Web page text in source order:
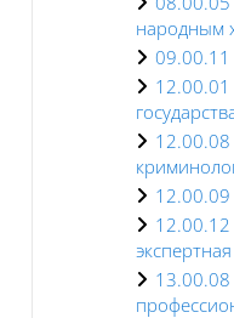
народным
12.00.01
12.00.08
12.00.12
13.00.08